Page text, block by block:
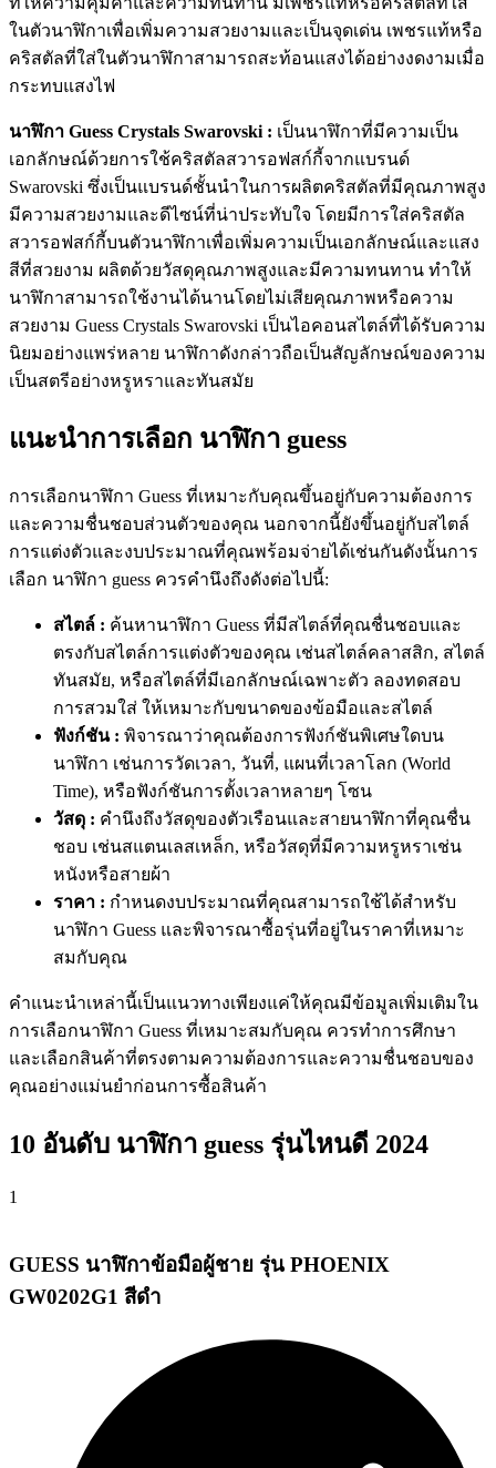
ในตัวนาฬิกาเพื่อเพิ่มความสวยงามและเป็นจุดเด่น เพชรแท้หรือ
คริสตัลที่ใส่ในตัวนาฬิกาสามารถสะท้อนแสงได้อย่างงดงามเมื่อ
กระทบแสงไฟ
นาฬิกา Guess Crystals Swarovski : เป็นนาฬิกาที่มีความเป็น
เอกลักษณ์ด้วยการใช้คริสตัลสวารอฟสก์กี้จากแบรนด์
Swarovski ซึ่งเป็นแบรนด์ชั้นนำในการผลิตคริสตัลที่มีคุณภาพสูง
มีความสวยงามและดีไซน์ที่น่าประทับใจ โดยมีการใส่คริสตัล
สวารอฟสก์กี้บนตัวนาฬิกาเพื่อเพิ่มความเป็นเอกลักษณ์และแสง
สีที่สวยงาม ผลิตด้วยวัสดุคุณภาพสูงและมีความทนทาน ทำให้
นาฬิกาสามารถใช้งานได้นานโดยไม่เสียคุณภาพหรือความ
สวยงาม Guess Crystals Swarovski เป็นไอคอนสไตล์ที่ได้รับความ
นิยมอย่างแพร่หลาย นาฬิกาดังกล่าวถือเป็นสัญลักษณ์ของความ
เป็นสตรีอย่างหรูหราและทันสมัย
แนะนำการเลือก นาฬิกา guess
การเลือกนาฬิกา Guess ที่เหมาะกับคุณขึ้นอยู่กับความต้องการ
และความชื่นชอบส่วนตัวของคุณ นอกจากนี้ยังขึ้นอยู่กับสไตล์
การแต่งตัวและงบประมาณที่คุณพร้อมจ่ายได้เช่นกันดังนั้นการ
เลือก นาฬิกา guess ควรคำนึงถึงดังต่อไปนี้:
สไตล์ : ค้นหานาฬิกา Guess ที่มีสไตล์ที่คุณชื่นชอบและ
ตรงกับสไตล์การแต่งตัวของคุณ เช่นสไตล์คลาสสิก, สไตล์
ทันสมัย, หรือสไตล์ที่มีเอกลักษณ์เฉพาะตัว ลองทดสอบ
การสวมใส่ ให้เหมาะกับขนาดของข้อมือและสไตล์
ฟังก์ชัน : พิจารณาว่าคุณต้องการฟังก์ชันพิเศษใดบน
นาฬิกา เช่นการวัดเวลา, วันที่, แผนที่เวลาโลก (World
Time), หรือฟังก์ชันการตั้งเวลาหลายๆ โซน
วัสดุ : คำนึงถึงวัสดุของตัวเรือนและสายนาฬิกาที่คุณชื่น
ชอบ เช่นสแตนเลสเหล็ก, หรือวัสดุที่มีความหรูหราเช่น
หนังหรือสายผ้า
ราคา : กำหนดงบประมาณที่คุณสามารถใช้ได้สำหรับ
นาฬิกา Guess และพิจารณาซื้อรุ่นที่อยู่ในราคาที่เหมาะ
สมกับคุณ
คำแนะนำเหล่านี้เป็นแนวทางเพียงแค่ให้คุณมีข้อมูลเพิ่มเติมใน
การเลือกนาฬิกา Guess ที่เหมาะสมกับคุณ ควรทำการศึกษา
และเลือกสินค้าที่ตรงตามความต้องการและความชื่นชอบของ
คุณอย่างแม่นยำก่อนการซื้อสินค้า
10 อันดับ นาฬิกา guess รุ่นไหนดี 2024
1
GUESS นาฬิกาข้อมือผู้ชาย รุ่น PHOENIX
GW0202G1 สีดำ